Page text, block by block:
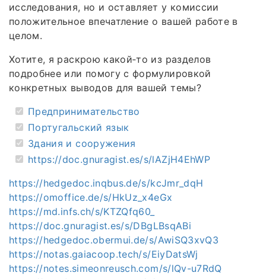
исследования, но и оставляет у комиссии
положительное впечатление о вашей работе в
целом.
Хотите, я раскрою какой‑то из разделов
подробнее или помогу с формулировкой
конкретных выводов для вашей темы?
Предпринимательство
Португальский язык
Здания и сооружения
https://doc.gnuragist.es/s/lAZjH4EhWP
https://hedgedoc.inqbus.de/s/kcJmr_dqH
https://omoffice.de/s/HkUz_x4eGx
https://md.infs.ch/s/KTZQfq60_
https://doc.gnuragist.es/s/DBgLBsqABi
https://hedgedoc.obermui.de/s/AwiSQ3xvQ3
https://notas.gaiacoop.tech/s/EiyDatsWj
https://notes.simeonreusch.com/s/lQv-u7RdQ